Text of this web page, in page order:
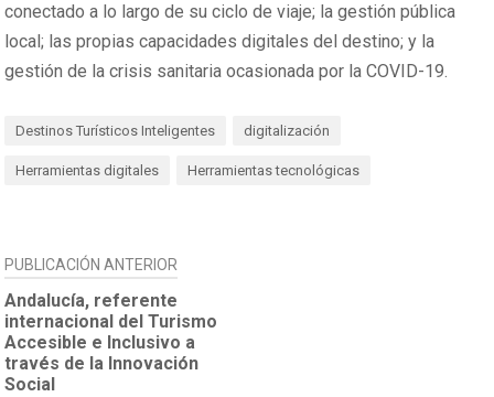
conectado a lo largo de su ciclo de viaje; la gestión pública
local; las propias capacidades digitales del destino; y la
gestión de la crisis sanitaria ocasionada por la COVID-19.
Destinos Turísticos Inteligentes digitalización
Herramientas digitales Herramientas tecnológicas
NAVEGACIÓN
DE
ENTRADAS
PUBLICACIÓN ANTERIOR
Andalucía, referente
internacional del Turismo
Accesible e Inclusivo a
través de la Innovación
Social